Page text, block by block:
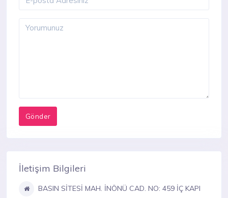
İletişim Bilgileri
BASIN SİTESİ MAH. İNÖNÜ CAD. NO: 459 İÇ KAPI